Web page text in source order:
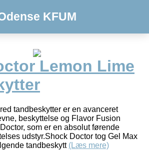
KFUM
Lemon Lime
tandbeskytter er en avanceret
beskyttelse og Flavor Fusion
som er en absolut førende
udstyr.Shock Doctor tog Gel Max
tandbeskytt (Læs mere)